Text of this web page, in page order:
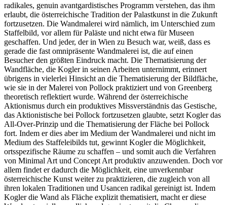
radikales, genuin avantgardistisches Programm verstehen, das ihm
erlaubt, die österreichische Tradition der Palastkunst in die Zukunft
fortzusetzen. Die Wandmalerei wird nämlich, im Unterschied zum
Staffelbild, vor allem für Paläste und nicht etwa für Museen
geschaffen. Und jeder, der in Wien zu Besuch war, weiß, dass es
gerade die fast omnipräsente Wandmalerei ist, die auf einen
Besucher den größten Eindruck macht. Die Thematisierung der
Wandfläche, die Kogler in seinen Arbeiten unternimmt, erinnert
übrigens in vielerlei Hinsicht an die Thematisierung der Bildfläche,
wie sie in der Malerei von Pollock praktiziert und von Greenberg
theoretisch reflektiert wurde. Während der österreichische
Aktionismus durch ein produktives Missverständnis das Gestische,
das Aktionistische bei Pollock fortzusetzen glaubte, setzt Kogler das
All-Over-Prinzip und die Thematisierung der Fläche bei Pollock
fort. Indem er dies aber im Medium der Wandmalerei und nicht im
Medium des Staffeleibilds tut, gewinnt Kogler die Möglichkeit,
ortsspezifische Räume zu schaffen – und somit auch die Verfahren
von Minimal Art und Concept Art produktiv anzuwenden. Doch vor
allem findet er dadurch die Möglichkeit, eine unverkennbar
österreichische Kunst weiter zu praktizieren, die zugleich von all
ihren lokalen Traditionen und Usancen radikal gereinigt ist. Indem
Kogler die Wand als Fläche explizit thematisiert, macht er diese